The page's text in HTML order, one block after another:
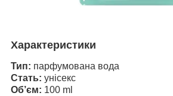
Характеристики
Тип: парфумована вода
Стать: унісекс
Об’єм: 100 ml